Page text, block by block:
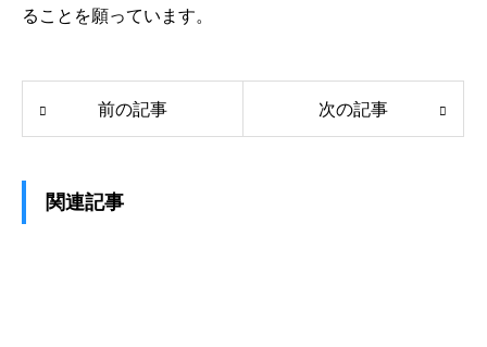
ることを願っています。
前の記事 次の記事
関連記事